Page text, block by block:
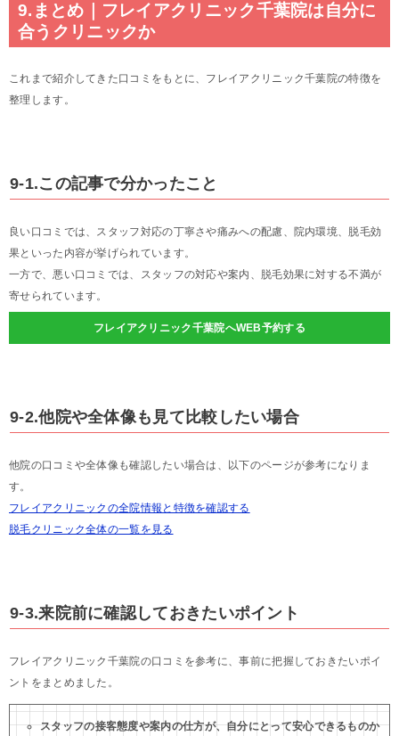
9.まとめ｜フレイアクリニック千葉院は自分に
合うクリニックか
これまで紹介してきた口コミをもとに、フレイアクリニック千葉院の特徴を
整理します。
9-1.この記事で分かったこと
良い口コミでは、スタッフ対応の丁寧さや痛みへの配慮、院内環境、脱毛効
果といった内容が挙げられています。
一方で、悪い口コミでは、スタッフの対応や案内、脱毛効果に対する不満が
寄せられています。
フレイアクリニック千葉院へWEB予約する
9-2.他院や全体像も見て比較したい場合
他院の口コミや全体像も確認したい場合は、以下のページが参考になりま
す。
フレイアクリニックの全院情報と特徴を確認する
脱毛クリニック全体の一覧を見る
9-3.来院前に確認しておきたいポイント
フレイアクリニック千葉院の口コミを参考に、事前に把握しておきたいポイ
ントをまとめました。
スタッフの接客態度や案内の仕方が、自分にとって安心できるものか